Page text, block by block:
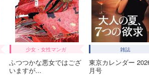
少女・女性マンガ
ふつつかな悪女ではござ
いますが...
雑誌
東京カレンダー
月号